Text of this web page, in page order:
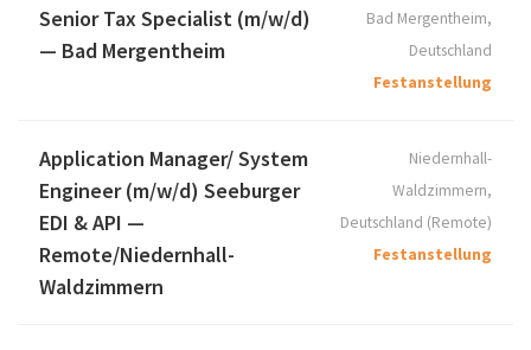
Senior Tax Specialist (m/w/d)
— Bad Mergentheim
Bad Mergentheim,
Deutschland
Festanstellung
Application Manager/ System
Engineer (m/w/d) Seeburger
EDI & API —
Remote/Niedernhall-
Waldzimmern
Niedernhall-
Waldzimmern,
Deutschland (Remote)
Festanstellung